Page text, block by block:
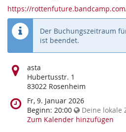
https://
Der Buchungszeitraum
ist beendet.
Wo
findet
diese
statt?
asta
Hubertusstr. 1
83022 Rosenheim
Wann
findet
diese
Fr, 9. Januar 2026
Beginn: 20:00 Deine lokale
Zum Kalender hinzufügen